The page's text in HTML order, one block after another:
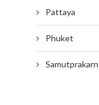
Pattaya
Phuket
Samutprakarn